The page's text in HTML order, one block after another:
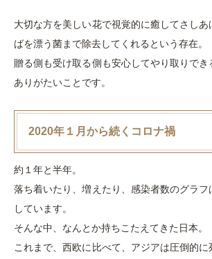
大切な方を美しい花で視覚的に癒してさし
ばを漂う菌まで除去してくれるという存在。
贈る側も受け取る側も安心してやり取りでき
ありがたいことです。
2020年１月から続くコロナ禍
約１年と半年。
落ち着いたり、増えたり、感染者数のグラフ
しています。
そんな中、なんとか持ちこたえてきた日本。
これまで、西欧に比べて、アジアは圧倒的に